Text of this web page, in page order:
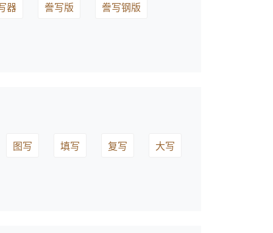
器 誊写版 誊写钢版
图写 填写 复写 大写